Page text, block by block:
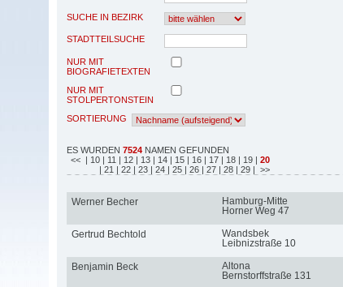
SUCHE IN BEZIRK
STADTTEILSUCHE
NUR MIT
BIOGRAFIETEXTEN
NUR MIT
STOLPERTONSTEIN
SORTIERUNG
ES WURDEN 7524 NAMEN GEFUNDEN
<< | 10 | 11 | 12 | 13 | 14 | 15 | 16 | 17 | 18 | 19 | 20
| 21 | 22 | 23 | 24 | 25 | 26 | 27 | 28 | 29 | >>
Werner Becher
Hamburg-Mitte
Horner Weg 47
Gertrud Bechtold
Wandsbek
Leibnizstraße 10
Benjamin Beck
Altona
Bernstorffstraße 131